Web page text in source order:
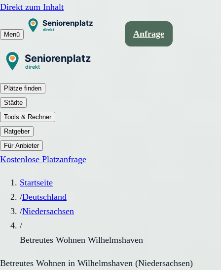
Direkt zum Inhalt
Menü Anfrage
Plätze finden
Städte
Tools & Rechner
Ratgeber
Für Anbieter
Kostenlose Platzanfrage
Startseite
/Deutschland
/Niedersachsen
/
Betreutes Wohnen Wilhelmshaven
Betreutes Wohnen in Wilhelmshaven (Niedersachsen)